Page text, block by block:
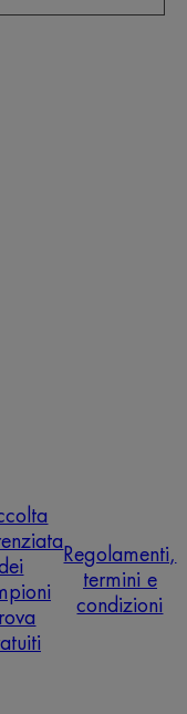
Regolamenti,
termini e
condizioni